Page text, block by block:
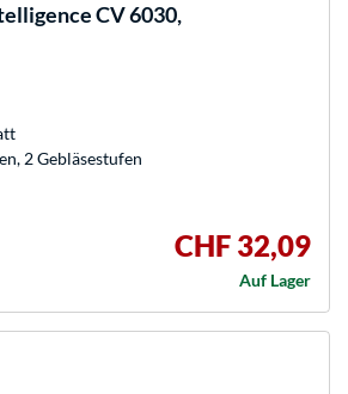
CV 6030,
2 Gebläsestufen
CHF 32,09
Auf Lager